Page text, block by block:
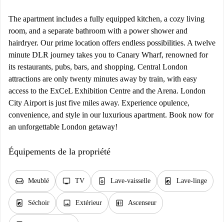
The apartment includes a fully equipped kitchen, a cozy living
room, and a separate bathroom with a power shower and
hairdryer. Our prime location offers endless possibilities. A twelve
minute DLR journey takes you to Canary Wharf, renowned for
its restaurants, pubs, bars, and shopping. Central London
attractions are only twenty minutes away by train, with easy
access to the ExCeL Exhibition Centre and the Arena. London
City Airport is just five miles away. Experience opulence,
convenience, and style in our luxurious apartment. Book now for
an unforgettable London getaway!
Équipements de la propriété
chair Meublé tv TV dishwasher_gen Lave-vaisselle local_laundry_service Lave-linge
local_laundry_service Séchoir image Extérieur elevator Ascenseur